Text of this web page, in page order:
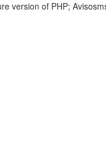
version of PHP;